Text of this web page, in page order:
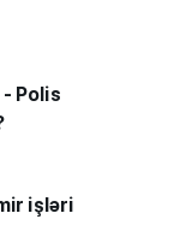
Polis
işləri